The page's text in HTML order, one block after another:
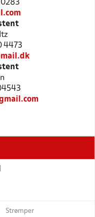
4473
Strømper